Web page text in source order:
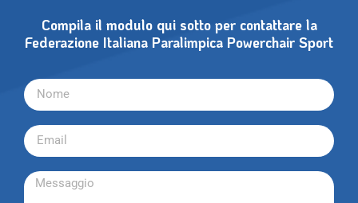
Compila il modulo qui sotto per contattare la
Federazione Italiana Paralimpica Powerchair Sport